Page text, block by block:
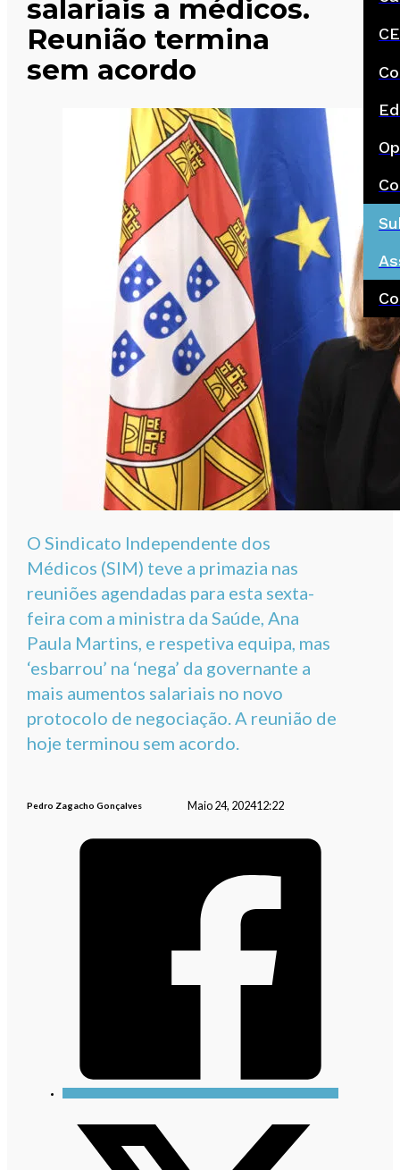
salariais a médicos.
Reunião termina
sem acordo
O Sindicato Independente dos
Médicos (SIM) teve a primazia nas
reuniões agendadas para esta sexta-
feira com a ministra da Saúde, Ana
Paula Martins, e respetiva equipa, mas
‘esbarrou’ na ‘nega’ da governante a
mais aumentos salariais no novo
protocolo de negociação. A reunião de
hoje terminou sem acordo.
Pedro Zagacho Gonçalves Maio 24, 202412:22